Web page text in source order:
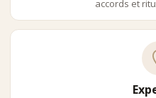
accords et